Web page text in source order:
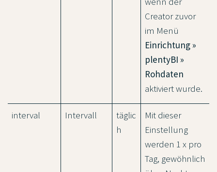
Creator zuvor
im Menü
Einrichtung »
plentyBI »
Rohdaten
aktiviert wurde.
interval Intervall
täglic
h
Mit dieser
Einstellung
werden 1 x pro
Tag, gewöhnlich